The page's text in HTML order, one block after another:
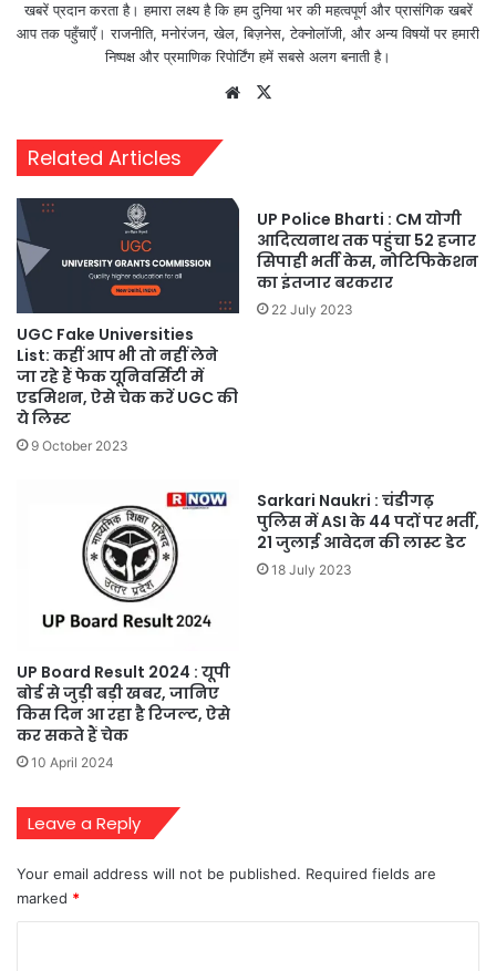
खबरें प्रदान करता है। हमारा लक्ष्य है कि हम दुनिया भर की महत्वपूर्ण और प्रासंगिक खबरें
आप तक पहुँचाएँ। राजनीति, मनोरंजन, खेल, बिज़नेस, टेक्नोलॉजी, और अन्य विषयों पर हमारी
निष्पक्ष और प्रमाणिक रिपोर्टिंग हमें सबसे अलग बनाती है।
Website
Related Articles
UGC Fake Universities
List: कहीं आप भी तो नहीं लेने
जा रहे हैं फेक यूनिवर्सिटी में
एडमिशन, ऐसे चेक करें UGC की
ये लिस्ट
9 October 2023
UP Police Bharti : CM योगी
आदित्यनाथ तक पहुंचा 52 हजार
सिपाही भर्ती केस, नोटिफिकेशन
का इंतजार बरकरार
22 July 2023
UP Board Result 2024 : यूपी
बोर्ड से जुड़ी बड़ी खबर, जानिए
किस दिन आ रहा है रिजल्ट, ऐसे
कर सकते हैं चेक
10 April 2024
Sarkari Naukri : चंडीगढ़
पुलिस में ASI के 44 पदों पर भर्ती,
21 जुलाई आवेदन की लास्ट डेट
18 July 2023
Leave a Reply
Your email address will not be published. Required fields are
marked *